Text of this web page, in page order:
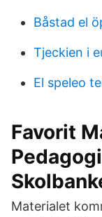
Båstad el
Tjeckien i
El speleo
Favorit
Materialet